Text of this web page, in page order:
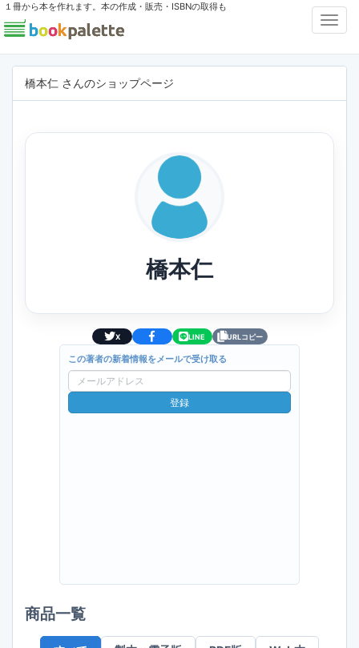
１冊から本を作れます。本の作成・販売・ISBNの取得も
橋本仁 さんのショップページ
橋本仁
X LINE URLコピー
この著者の新着情報をメールで受け取る
ー
ル
登録
商品一覧